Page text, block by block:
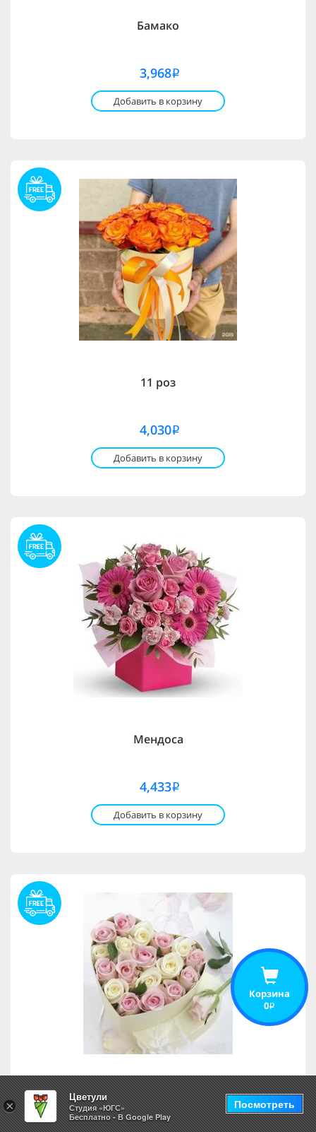
Бамако
3,968i
Добавить в корзину
11 роз
4,030i
Добавить в корзину
Мендоса
4,433i
Добавить в корзину
Композиция Инесса
Корзина
0i
×
Цветули
Студия «ЮГС»
Бесплатно - В Google Play
Посмотреть